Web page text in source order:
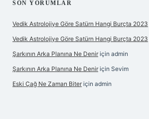
SON YORUMLAR
Vedik Astrolojiye Göre Satürn Hangi Burçta 2023
Vedik Astrolojiye Göre Satürn Hangi Burçta 2023
Şarkının Arka Planına Ne Denir için admin
Şarkının Arka Planına Ne Denir için Sevim
Eski Çağ Ne Zaman Biter için admin